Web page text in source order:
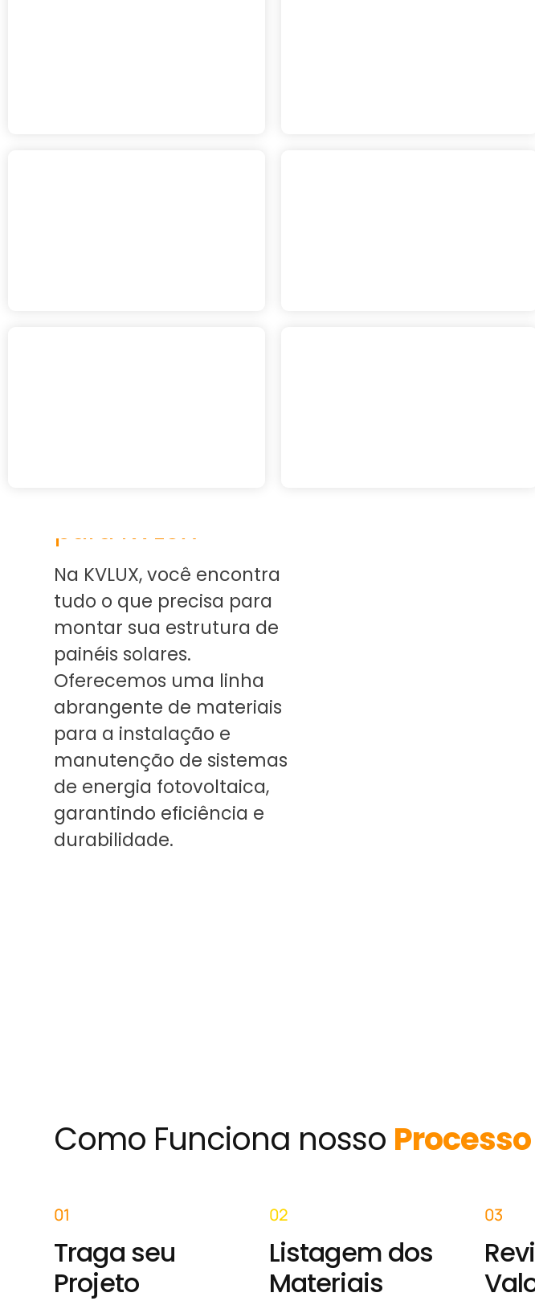
para KVLUX
Na KVLUX, você encontra
tudo o que precisa para
montar sua estrutura de
painéis solares.
Oferecemos uma linha
abrangente de materiais
para a instalação e
manutenção de sistemas
de energia fotovoltaica,
garantindo eficiência e
durabilidade.
Como Funciona nosso
01
Traga seu
Projeto
02
Listagem dos
Materiais
03